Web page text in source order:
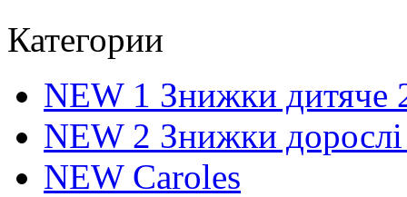
Категории
NEW 1 Знижки дитяче
NEW 2 Знижки
NEW Caroles